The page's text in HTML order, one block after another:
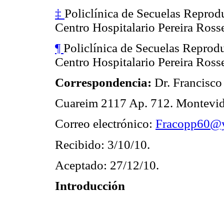
‡ Policlínica de Secuelas
Centro Hospitalario Pereira
¶ Policlínica de Secuelas
Centro Hospitalario Pereira
Correspondencia: Dr.
Cuareim 2117 Ap. 712.
Correo electrónico:
Recibido: 3/10/10.
Aceptado: 27/12/10.
Introducción